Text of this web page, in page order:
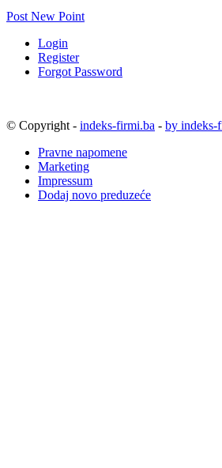
Post New Point
Login
Register
Forgot Password
© Copyright - indeks-firmi.ba - by indeks-
Pravne napomene
Marketing
Impressum
Dodaj novo preduzeće